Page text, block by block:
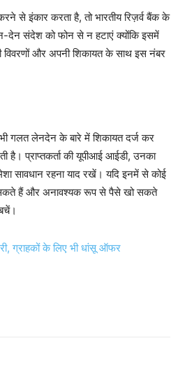
से इंकार करता है, तो भारतीय रिज़र्व बैंक के
संदेश को फोन से न हटाएं क्योंकि इसमें
विवरणों और अपनी शिकायत के साथ इस नंबर
गलत लेनदेन के बारे में शिकायत दर्ज कर
है। प्राप्तकर्ता की यूपीआई आईडी, उनका
सावधान रहना याद रखें। यदि इनमें से कोई
सकते हैं और अनावश्यक रूप से पैसे खो सकते
ग्राहकों के ल‍िए भी धांसू ऑफर